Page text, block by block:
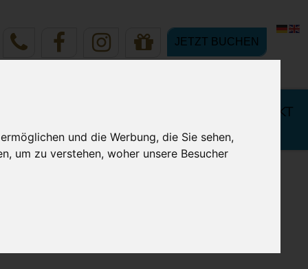
und die Werbung, die Sie sehen,
um zu verstehen, woher unsere Besucher
JETZT BUCHEN
BUCHUNG & KONTAKT